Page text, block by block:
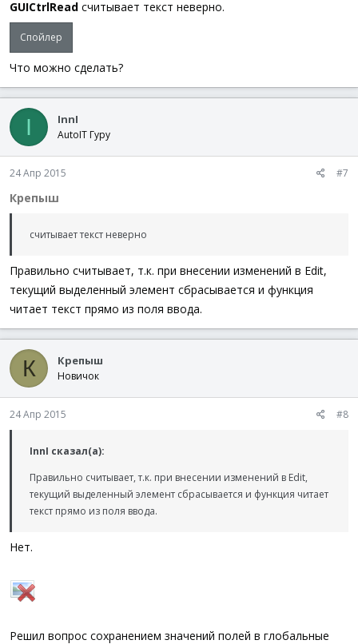
GUICtrlRead считывает текст неверно.
Спойлер
Что можно сделать?
I InnI
AutoIT Гуру
24 Апр 2015 #7
Крепыш
считывает текст неверно
Правильно считывает, т.к. при внесении изменений в Edit,
текущий выделенный элемент сбрасывается и функция
читает текст прямо из поля ввода.
К Крепыш
Новичок
24 Апр 2015 #8
InnI сказал(а):
Правильно считывает, т.к. при внесении изменений в Edit,
текущий выделенный элемент сбрасывается и функция читает
текст прямо из поля ввода.
Нет.
Решил вопрос сохранением значений полей в глобальные